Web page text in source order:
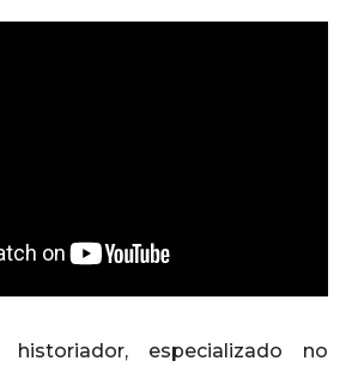
especializado no